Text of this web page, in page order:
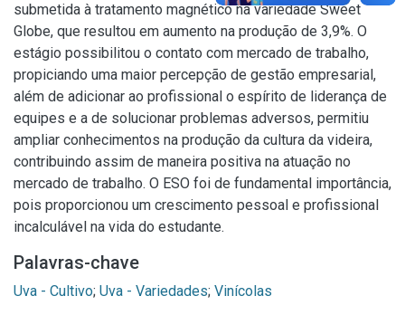
submetida à tratamento magnético na variedade Sweet
Globe, que resultou em aumento na produção de 3,9%. O
estágio possibilitou o contato com mercado de trabalho,
propiciando uma maior percepção de gestão empresarial,
além de adicionar ao profissional o espírito de liderança de
equipes e a de solucionar problemas adversos, permitiu
ampliar conhecimentos na produção da cultura da videira,
contribuindo assim de maneira positiva na atuação no
mercado de trabalho. O ESO foi de fundamental importância,
pois proporcionou um crescimento pessoal e profissional
incalculável na vida do estudante.
Palavras-chave
Uva - Cultivo; Uva - Variedades; Vinícolas